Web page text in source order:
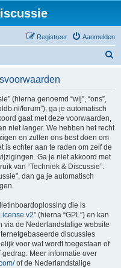
Aanmelden
Registreer
(hierna genoemd “wij”, “ons”,
forum”), ga je automatisch
gaat met deze voorwaarden,
niet langer. We hebben het recht
en zullen ons best doen om
is echter aan te raden om zelf de
Ga je niet akkoord met
van “Techniek & Discussie”.
dan ga je automatisch
die is
v2” (hierna “GPL”) en kan
via de Nederlandstalige website
discussies
voor wat wordt toegestaan of
Meer informatie over
of de Nederlandstalige